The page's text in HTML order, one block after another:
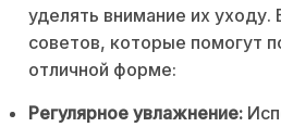
уделять внимание их уходу.
советов, которые помогут
отличной форме:
Регулярное увлажнение: